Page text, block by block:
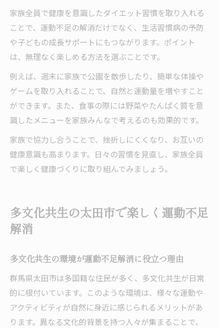
家族全員で健康を意識したダイエット習慣を取り入れる
ことで、運動不足の解消だけでなく、生活習慣病の予防
や子どもの成長サポートにもつながります。ポイント
は、無理なく楽しめる方法を選ぶことです。
例えば、週末に家族で公園を散歩したり、簡単な体操や
ゲームを取り入れることで、自然と運動量を増やすこと
ができます。また、食事の際には野菜やたんぱく質を意
識したメニューを家族みんなで考えるのも効果的です。
家族で協力し合うことで、挫折しにくくなり、お互いの
健康意識も高まります。日々の習慣を見直し、家族全員
で楽しく健康づくりに取り組んでみましょう。
多文化共生の太田市で楽しく運動不足
解消
多文化共生の環境が運動不足解消に役立つ理由
群馬県太田市は多国籍な住民が多く、多文化共生が日常
的に根付いています。このような環境は、様々な運動や
アクティビティが自然に身近に感じられるメリットがあ
ります。異なる文化的背景を持つ人々が集まることで、